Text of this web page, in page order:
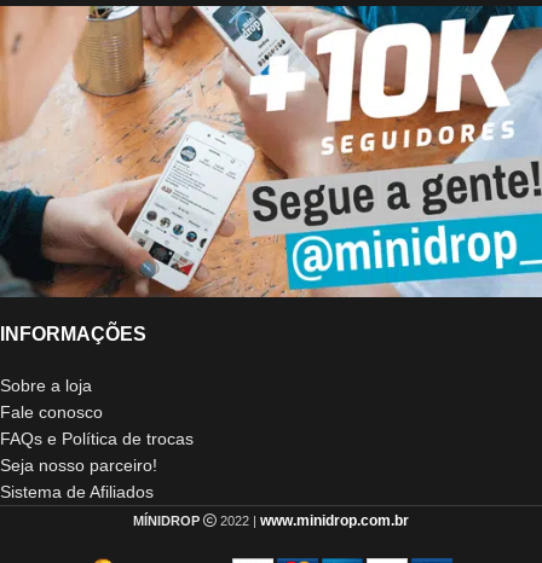
INFORMAÇÕES
Sobre a loja
Fale conosco
FAQs e Política de trocas
Seja nosso parceiro!
Sistema de Afiliados
MÍNIDROP 2022 | www.minidrop.com.br